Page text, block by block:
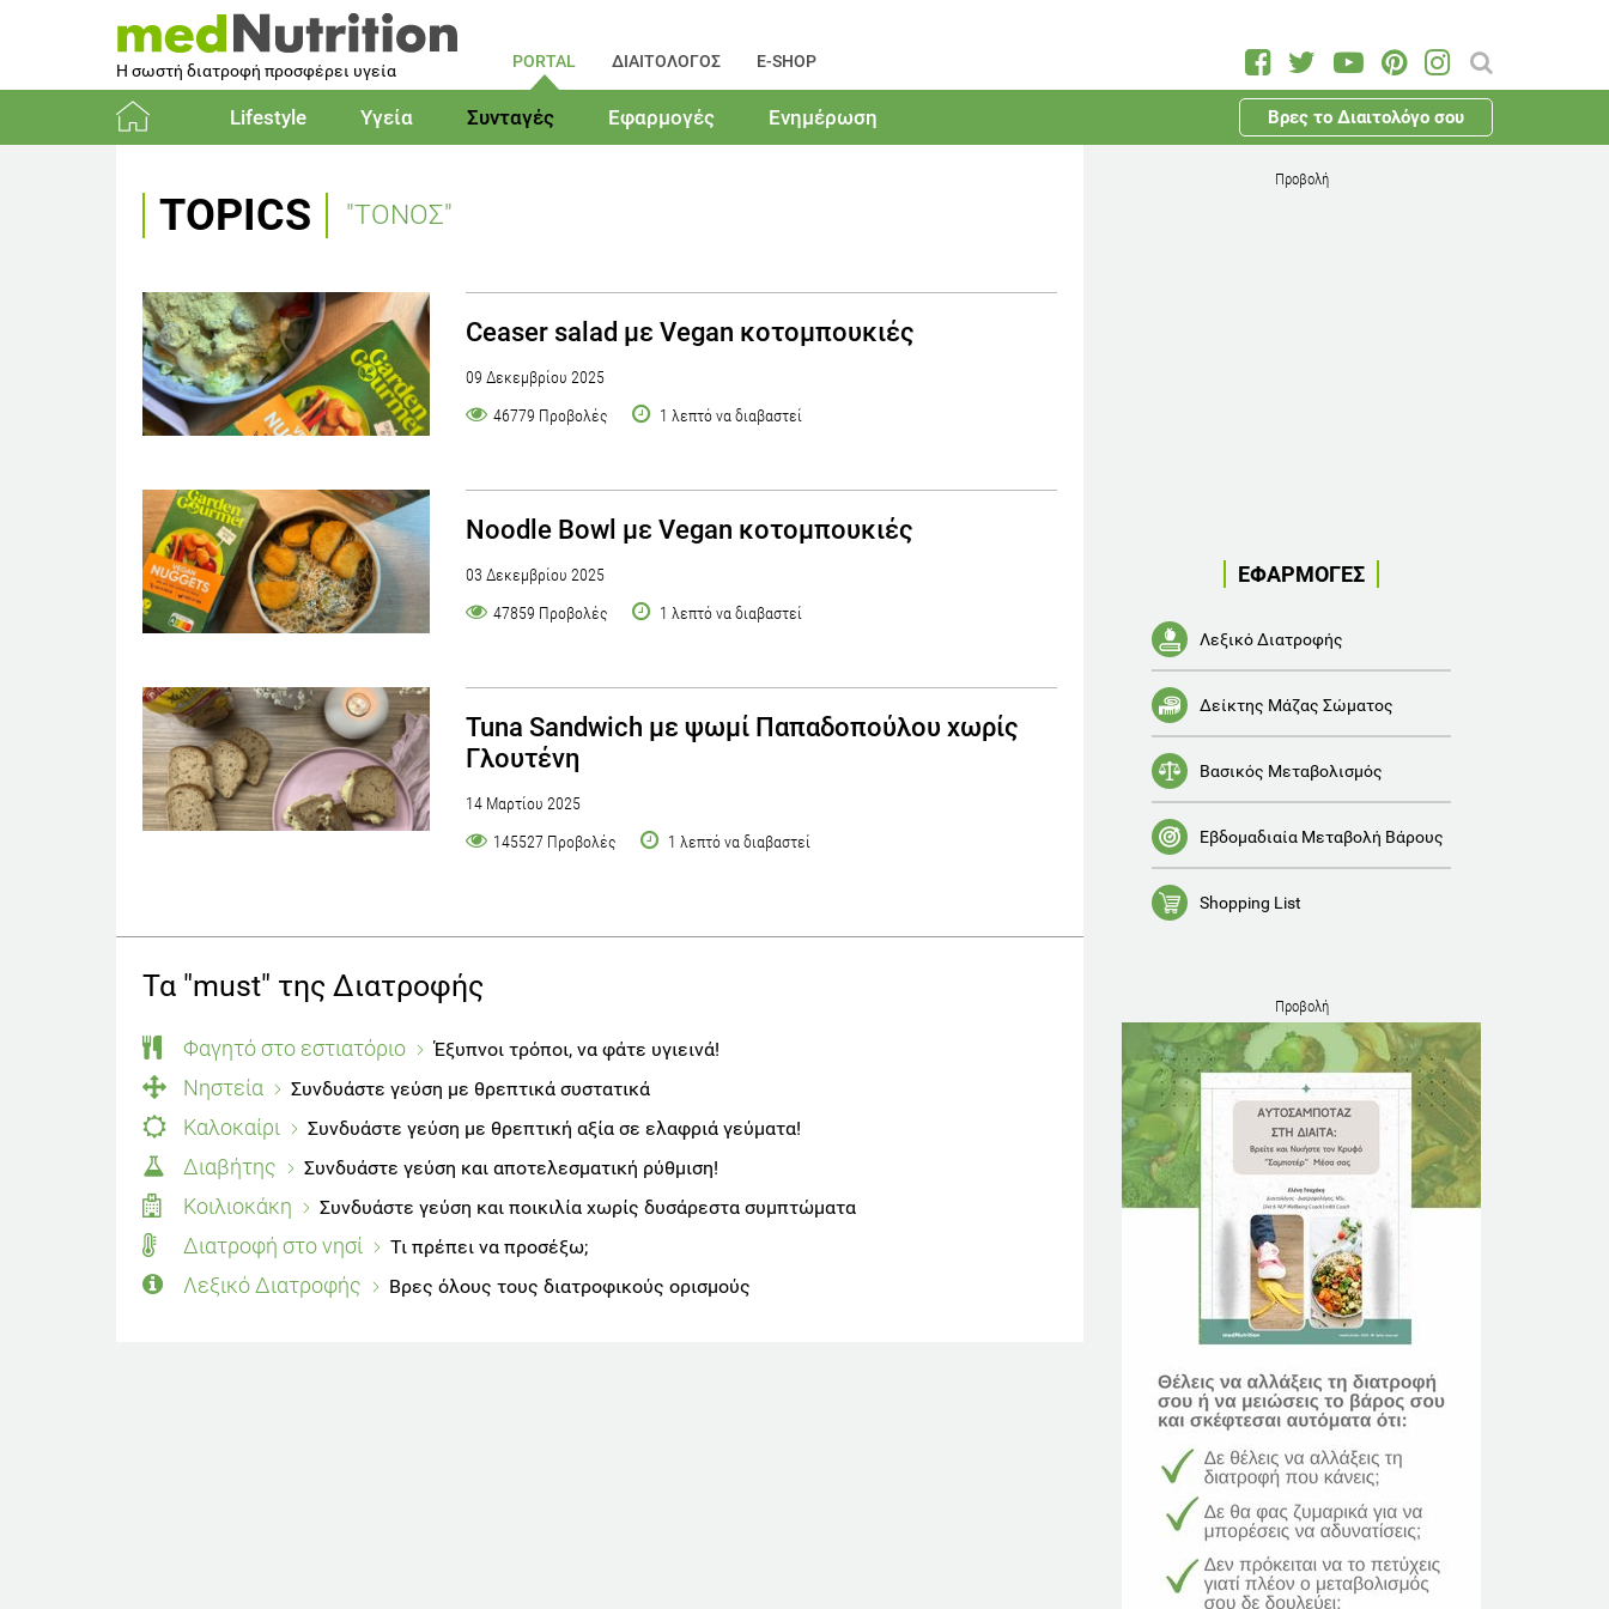
Η σωστή διατροφή προσφέρει υγεία PORTAL ΔΙΑΙΤΟΛΟΓΟΣ E-SHOP
Lifestyle Υγεία Συνταγές Εφαρμογές Ενημέρωση Βρες το Διαιτολόγο σου
TOPICS "ΤΟΝΟΣ"
Ceaser salad με Vegan κοτομπουκιές
09 Δεκεμβρίου 2025
46779 Προβολές
1 λεπτό να διαβαστεί
Noodle Bowl με Vegan κοτομπουκιές
03 Δεκεμβρίου 2025
47859 Προβολές
1 λεπτό να διαβαστεί
Tuna Sandwich με ψωμί Παπαδοπούλου χωρίς
Γλουτένη
14 Μαρτίου 2025
145527 Προβολές
1 λεπτό να διαβαστεί
Τα "must" της Διατροφής
Φαγητό στο εστιατόριο Έξυπνοι τρόποι, να φάτε υγιεινά!
Νηστεία Συνδυάστε γεύση με θρεπτικά συστατικά
Καλοκαίρι Συνδυάστε γεύση με θρεπτική αξία σε ελαφριά γεύματα!
Διαβήτης Συνδυάστε γεύση και αποτελεσματική ρύθμιση!
Κοιλιοκάκη Συνδυάστε γεύση και ποικιλία χωρίς δυσάρεστα συμπτώματα
Διατροφή στο νησί Τι πρέπει να προσέξω;
Λεξικό Διατροφής Βρες όλους τους διατροφικούς ορισμούς
Προβολή
ΕΦΑΡΜΟΓΕΣ
Λεξικό Διατροφής
Δείκτης Μάζας Σώματος
Βασικός Μεταβολισμός
Εβδομαδιαία Μεταβολή Βάρους
Shopping List
Προβολή